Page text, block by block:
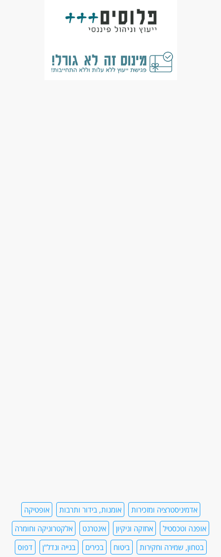
אדמיניסטרציה ומזכירות אומנות, בידור ותרבות
אופטיקה
אופנה וטכסטיל
אחזקה וניקיון אינטרנט
אלקטרוניקה וחומרה
בטחון, שמירה וחקירות
ביטוח בכירים בנייה ונדל"ן
דפוס